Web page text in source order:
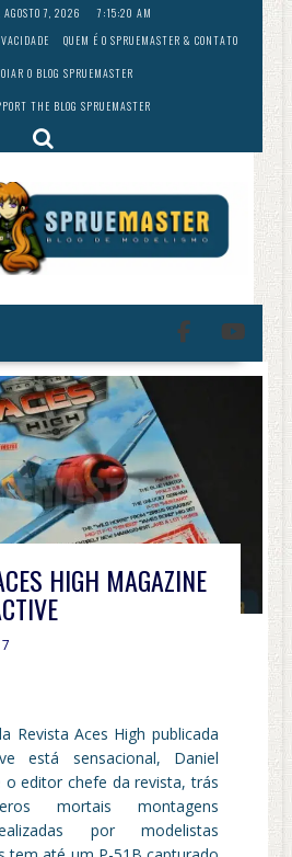
7, 2026
7:15:21 AM
QUEM É O SPRUEMASTER & CONTATO
O BLOG SPRUEMASTER
THE BLOG SPRUEMASTER
HIGH MAGAZINE
Revista Aces High publicada
está sensacional, Daniel
o editor chefe da revista, trás
mortais montagens
por modelistas